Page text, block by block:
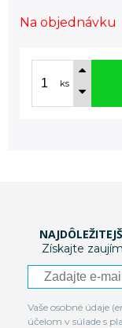
Na objednávku
ks
Získajte
Vaše osobné údaje
účelom v súlade s